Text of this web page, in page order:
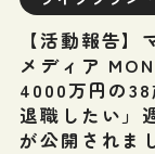
【活動報告
メディア
4000万円の
退職したい」
が公開されま